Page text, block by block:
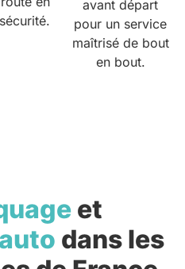
avant départ
pour un service
maîtrisé de bout
en bout.
et
dans les